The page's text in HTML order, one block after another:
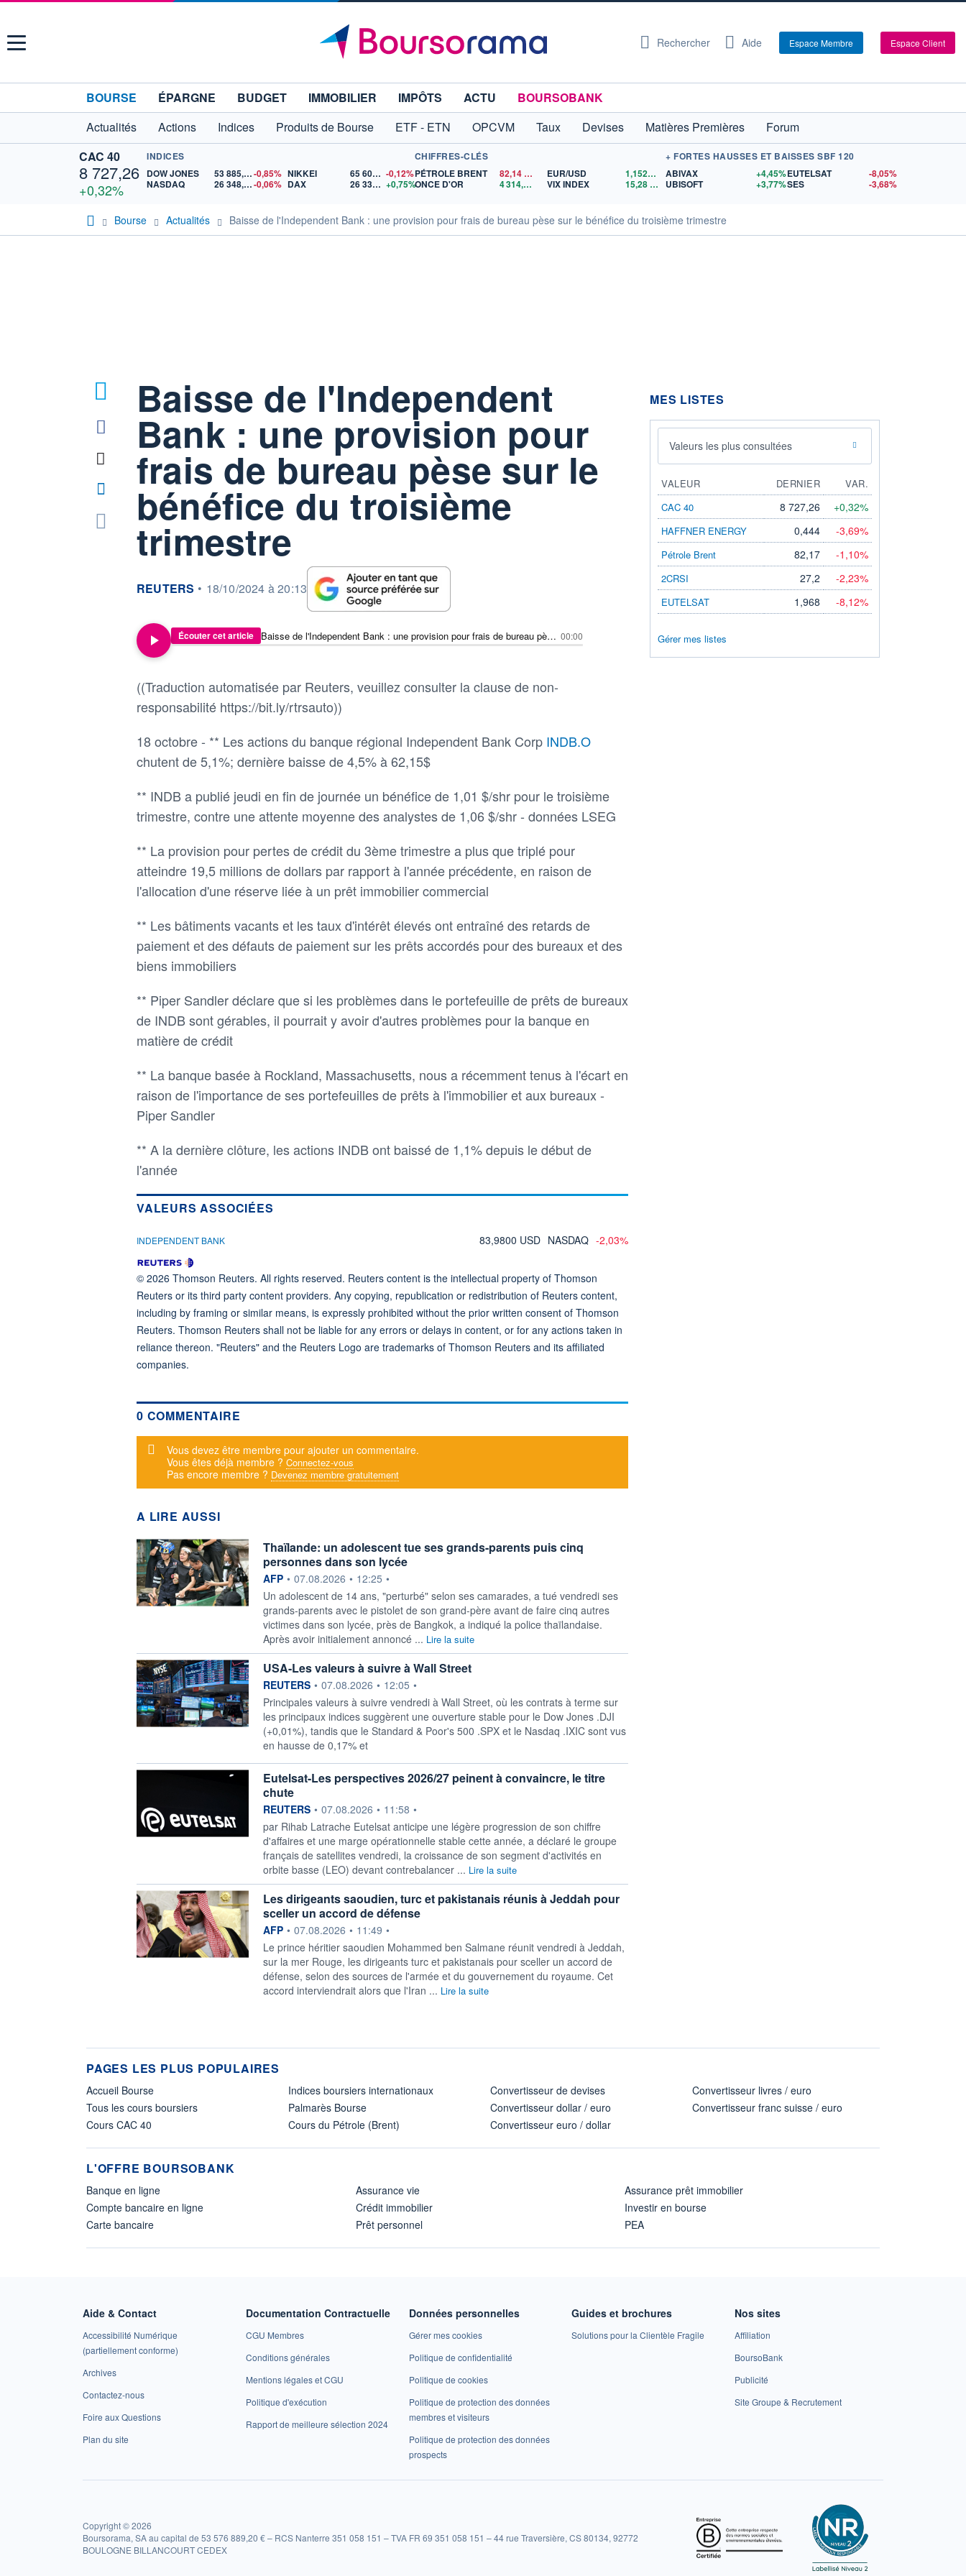
Menu Rechercher Aide Espace Membre Espace Client
BOURSE ÉPARGNE BUDGET IMMOBILIER IMPÔTS ACTU
BOURSOBANK
Actualités
Actions Indices Produits de Bourse ETF - ETN OPCVM Taux Devises Matières Premières
Forum
CAC 40
8 727,26
+0,32%
INDICES
DOW JONES
53 885,10-0,85%
NASDAQ
26 348,35-0,06%
NIKKEI 65 606,71 -0,12%
DAX
26 337,44 +0,75%
CHIFFRES-CLÉS
PÉTROLE BRENT
82,14
ONCE D'OR
4 314,21 $US
EUR/USD 1,1528$US
VIX INDEX
15,28$US
+ FORTES HAUSSES ET BAISSES SBF 120
ABIVAX
+4,45%
UBISOFT
+3,77%
EUTELSAT
-8,05%
SES
-3,68%
Bourse Actualités Baisse de l'Independent Bank : une provision pour frais de bureau pèse sur le bénéfice du troisième trimestre
Baisse de l'Independent
Bank : une provision pour
frais de bureau pèse sur le
bénéfice du troisième
trimestre
information fournie par
REUTERS • 18/10/2024 à 20:13
Écouter cet article Baisse de l'Independent Bank : une provision pour frais de bureau pèse sur le bénéfice du troisième trimestre 00:00
((Traduction automatisée par Reuters, veuillez consulter la clause de non-
responsabilité https://bit.ly/rtrsauto))
18 octobre - ** Les actions du banque régional Independent Bank Corp INDB.O
chutent de 5,1%; dernière baisse de 4,5% à 62,15$
** INDB a publié jeudi en fin de journée un bénéfice de 1,01 $/shr pour le troisième
trimestre, contre une attente moyenne des analystes de 1,06 $/shr - données LSEG
** La provision pour pertes de crédit du 3ème trimestre a plus que triplé pour
atteindre 19,5 millions de dollars par rapport à l'année précédente, en raison de
l'allocation d'une réserve liée à un prêt immobilier commercial
** Les bâtiments vacants et les taux d'intérêt élevés ont entraîné des retards de
paiement et des défauts de paiement sur les prêts accordés pour des bureaux et des
biens immobiliers
** Piper Sandler déclare que si les problèmes dans le portefeuille de prêts de bureaux
de INDB sont gérables, il pourrait y avoir d'autres problèmes pour la banque en
matière de crédit
** La banque basée à Rockland, Massachusetts, nous a récemment tenus à l'écart en
raison de l'importance de ses portefeuilles de prêts à l'immobilier et aux bureaux -
Piper Sandler
** A la dernière clôture, les actions INDB ont baissé de 1,1% depuis le début de
l'année
VALEURS ASSOCIÉES
INDEPENDENT BANK 83,9800 USD NASDAQ -2,03%
© 2026 Thomson Reuters. All rights reserved. Reuters content is the intellectual property of Thomson
Reuters or its third party content providers. Any copying, republication or redistribution of Reuters content,
including by framing or similar means, is expressly prohibited without the prior written consent of Thomson
Reuters. Thomson Reuters shall not be liable for any errors or delays in content, or for any actions taken in
reliance thereon. "Reuters" and the Reuters Logo are trademarks of Thomson Reuters and its affiliated
companies.
0 COMMENTAIRE
Message d'alerte
Vous devez être membre pour ajouter un commentaire.
Vous êtes déjà membre ? Connectez-vous
Pas encore membre ? Devenez membre gratuitement
A LIRE AUSSI
Thaïlande: un adolescent tue ses grands-parents puis cinq
personnes dans son lycée
information fournie par
AFP • 07.08.2026 • 12:25 •
Un adolescent de 14 ans, "perturbé" selon ses camarades, a tué vendredi ses
grands-parents avec le pistolet de son grand-père avant de faire cinq autres
victimes dans son lycée, près de Bangkok, a indiqué la police thaïlandaise.
Après avoir initialement annoncé ... Lire la suite
USA-Les valeurs à suivre à Wall Street
information fournie par
REUTERS • 07.08.2026 • 12:05 •
Principales valeurs à suivre vendredi à Wall Street, où les contrats à terme sur
les principaux indices suggèrent une ouverture stable pour le Dow Jones .DJI
(+0,01%), tandis que le Standard & Poor's 500 .SPX et le Nasdaq .IXIC sont vus
en hausse de 0,17% et
Eutelsat-Les perspectives 2026/27 peinent à convaincre, le titre
chute
information fournie par
REUTERS • 07.08.2026 • 11:58 •
par Rihab Latrache Eutelsat anticipe une légère progression ‌de son chiffre
d'affaires et une marge opérationnelle stable cette année, a déclaré le groupe
français de ​satellites vendredi, la croissance de son segment d'activités en
orbite basse (LEO) devant contrebalancer ... Lire la suite
Les dirigeants saoudien, turc et pakistanais réunis à Jeddah pour
sceller un accord de défense
information fournie par
AFP • 07.08.2026 • 11:49 •
Le prince héritier saoudien Mohammed ben Salmane réunit vendredi à Jeddah,
sur la mer Rouge, les dirigeants turc et pakistanais pour sceller un accord de
défense, selon des sources de l'armée et du gouvernement du royaume. Cet
accord interviendrait alors que l'Iran ... Lire la suite
MES LISTES
Valeurs les plus consultées
VALEUR DERNIER
VAR.
CAC 40
8 727,26 +0,32%
HAFFNER ENERGY 0,444 -3,69%
Pétrole Brent 82,17 -1,10%
2CRSI 27,2 -2,23%
EUTELSAT 1,968 -8,12%
Gérer mes listes
PAGES LES PLUS POPULAIRES
Accueil Bourse
Tous les cours boursiers
Cours CAC 40
Indices boursiers internationaux
Palmarès Bourse
Cours du Pétrole (Brent)
Convertisseur de devises
Convertisseur dollar / euro
Convertisseur euro / dollar
Convertisseur livres / euro
Convertisseur franc suisse / euro
L'OFFRE BOURSOBANK
Banque en ligne
Compte bancaire en ligne
Carte bancaire
Assurance vie
Crédit immobilier
Prêt personnel
Assurance prêt immobilier
Investir en bourse
PEA
Aide & Contact
Accessibilité Numérique
(partiellement conforme)
Archives
Contactez-nous
Foire aux Questions
Plan du site
Documentation Contractuelle
CGU Membres
Conditions générales
Mentions légales et CGU
Politique d'exécution
Rapport de meilleure sélection 2024
Données personnelles
Gérer mes cookies
Politique de confidentialité
Politique de cookies
Politique de protection des données
membres et visiteurs
Politique de protection des données
prospects
Guides et brochures
Solutions pour la Clientèle Fragile
Nos sites
Affiliation
BoursoBank
Publicité
Site Groupe & Recrutement
Copyright © 2026
Boursorama, SA au capital de 53 576 889,20 € – RCS Nanterre 351 058 151 – TVA FR 69 351 058 151 – 44 rue Traversière, CS 80134, 92772
BOULOGNE BILLANCOURT CEDEX